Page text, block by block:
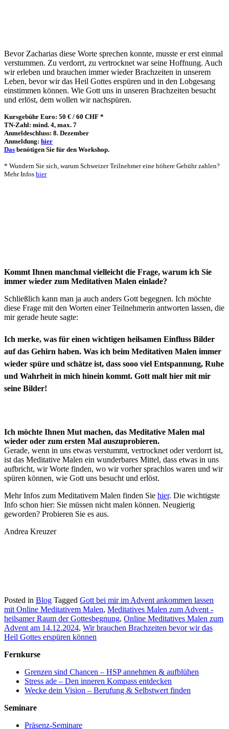
Bevor Zacharias diese Worte sprechen konnte, musste er erst einmal
verstummen. Zu verdorrt, zu vertrocknet war seine Hoffnung. Auch
wir erleben und brauchen immer wieder Brachzeiten in unserem
Leben, bevor wir das Heil Gottes erspüren und in den Lobgesang
einstimmen können. Wie Gott uns in unseren Brachzeiten besucht
und erlöst, dem wollen wir nachspüren.
Kursgebühr Euro: 50 € / 60 CHF *
TN-Zahl: mind. 4, max. 7
Anmeldeschluss: 8. Dezember
Anmeldung: hier
Das benötigen Sie für den Workshop.
* Wundern Sie sich, warum Schweizer Teilnehmer eine höhere Gebühr zahlen?
Mehr Infos hier
Kommt Ihnen manchmal vielleicht die Frage, warum ich Sie
immer wieder zum Meditativen Malen einlade?
Schließlich kann man ja auch anders Gott begegnen. Ich möchte
diese Frage mit den Worten einer Teilnehmerin antworten lassen, die
mir gerade heute sagte:
Ich merke, was für einen wichtigen heilsamen Einfluss Bilder
auf das Gehirn haben. Was ich beim Meditativen Malen immer
wieder spüre und schätze ist, dass sooo viel Entspannung, Ruhe
und Wahrheit in mich hinein kommt. Gott malt hier mit mir
seine Bilder!
Ich möchte Ihnen Mut machen, das Meditative Malen mal
wieder oder zum ersten Mal auszuprobieren.
Gerade, wenn in uns etwas verstummt, vertrocknet oder verdorrt ist,
ist das Meditative Malen ein wunderbares Mittel, dass etwas in uns
aufbricht, wir Worte finden, wo wir vorher sprachlos waren und wir
spüren können, wie Gott uns besucht und erlöst.
Mehr Infos zum Meditativem Malen finden Sie hier. Die wichtigste
Info schon hier: Sie müssen nicht malen können. Neugierig
geworden? Probieren Sie es aus.
Andrea Kreuzer
Posted in Blog Tagged Gott bei mir im Advent ankommen lassen
mit Online Meditativem Malen, Meditatives Malen zum Advent -
heilsamer Raum der Gottesbegnung, Online Meditatives Malen zum
Advent am 14.12.2024, Wir brauchen Brachzeiten bevor wir das
Heil Gottes erspüren können
Fernkurse
Grenzen sind Chancen – HSP annehmen & aufblühen
Stress ade – Den inneren Kompass entdecken
Wecke dein Vision – Berufung & Selbstwert finden
Seminare
Präsenz-Seminare